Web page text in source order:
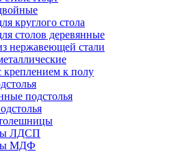
круглого стола
столов деревянные
нержавеющей стали
креплением к полу
подстолья
ЛДСП
МДФ